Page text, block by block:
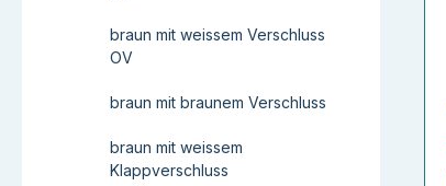
braun mit weissem Verschluss
OV
braun mit braunem Verschluss
braun mit weissem
Klappverschluss